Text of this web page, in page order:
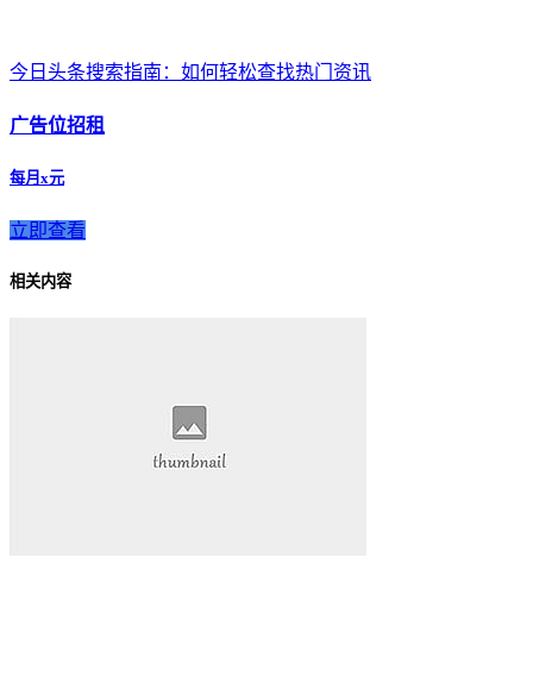
今日头条搜索指南：如何轻松查找热门资讯
广告位招租
每月x元
立即查看
相关内容